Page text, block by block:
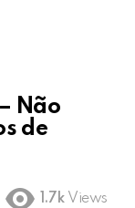
Não
de
1.7k Views